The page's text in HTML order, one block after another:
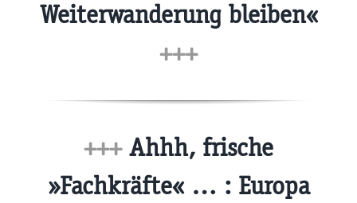
Weiterwanderung bleiben«
+++
+++Ahhh, frische
»Fachkräfte« … : Europa